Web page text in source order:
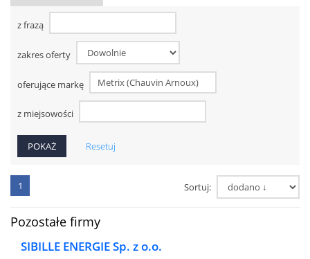
z frazą
zakres oferty
oferujące markę
z miejsowości
Resetuj
1 Sortuj:
Pozostałe firmy
SIBILLE ENERGIE Sp. z o.o.